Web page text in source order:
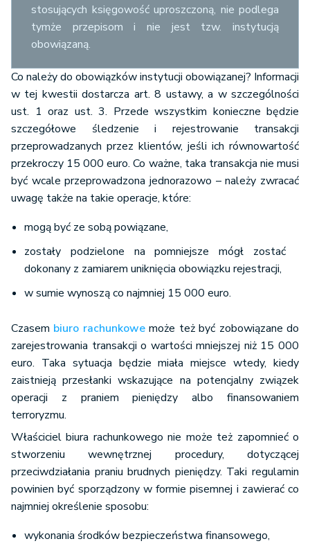
stosujących księgowość uproszczoną, nie podlega
tymże przepisom i nie jest tzw. instytucją
obowiązaną.
Co należy do obowiązków instytucji obowiązanej? Informacji
w tej kwestii dostarcza art. 8 ustawy, a w szczególności
ust. 1 oraz ust. 3. Przede wszystkim konieczne będzie
szczegółowe śledzenie i rejestrowanie transakcji
przeprowadzanych przez klientów, jeśli ich równowartość
przekroczy 15 000 euro. Co ważne, taka transakcja nie musi
być wcale przeprowadzona jednorazowo – należy zwracać
uwagę także na takie operacje, które:
mogą być ze sobą powiązane,
zostały podzielone na pomniejsze mógł zostać
dokonany z zamiarem uniknięcia obowiązku rejestracji,
w sumie wynoszą co najmniej 15 000 euro.
Czasem biuro rachunkowemoże też być zobowiązane do
zarejestrowania transakcji o wartości mniejszej niż 15 000
euro. Taka sytuacja będzie miała miejsce wtedy, kiedy
zaistnieją przesłanki wskazujące na potencjalny związek
operacji z praniem pieniędzy albo finansowaniem
terroryzmu.
Właściciel biura rachunkowego nie może też zapomnieć o
stworzeniu wewnętrznej procedury, dotyczącej
przeciwdziałania praniu brudnych pieniędzy. Taki regulamin
powinien być sporządzony w formie pisemnej i zawierać co
najmniej określenie sposobu:
wykonania środków bezpieczeństwa finansowego,